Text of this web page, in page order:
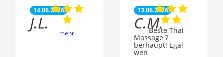
14.06.2026
J.L.
mehr
13.06.2026
C.M.Beste Thai
Massage ?
berhaupt! Egal
wen